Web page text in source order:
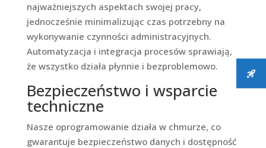
najważniejszych aspektach swojej pracy,
jednocześnie minimalizując czas potrzebny na
wykonywanie czynności administracyjnych.
Automatyzacja i integracja procesów sprawiają,
że wszystko działa płynnie i bezproblemowo.
Bezpieczeństwo i wsparcie
techniczne
Nasze oprogramowanie działa w chmurze, co
gwarantuje bezpieczeństwo danych i dostępność